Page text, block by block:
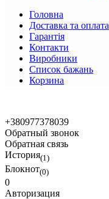
Головна
Доставка та оплата
Гарантія
Контакти
Виробники
Список бажань
Корзина
+380977378039
Обратный звонок
Обратная связь
История(1)
Блокнот(0)
0
Авторизация